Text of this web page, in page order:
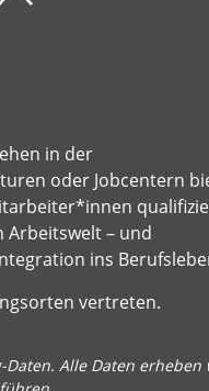
in der
oder Jobcentern
– und
ins
vertreten.
Alle Daten